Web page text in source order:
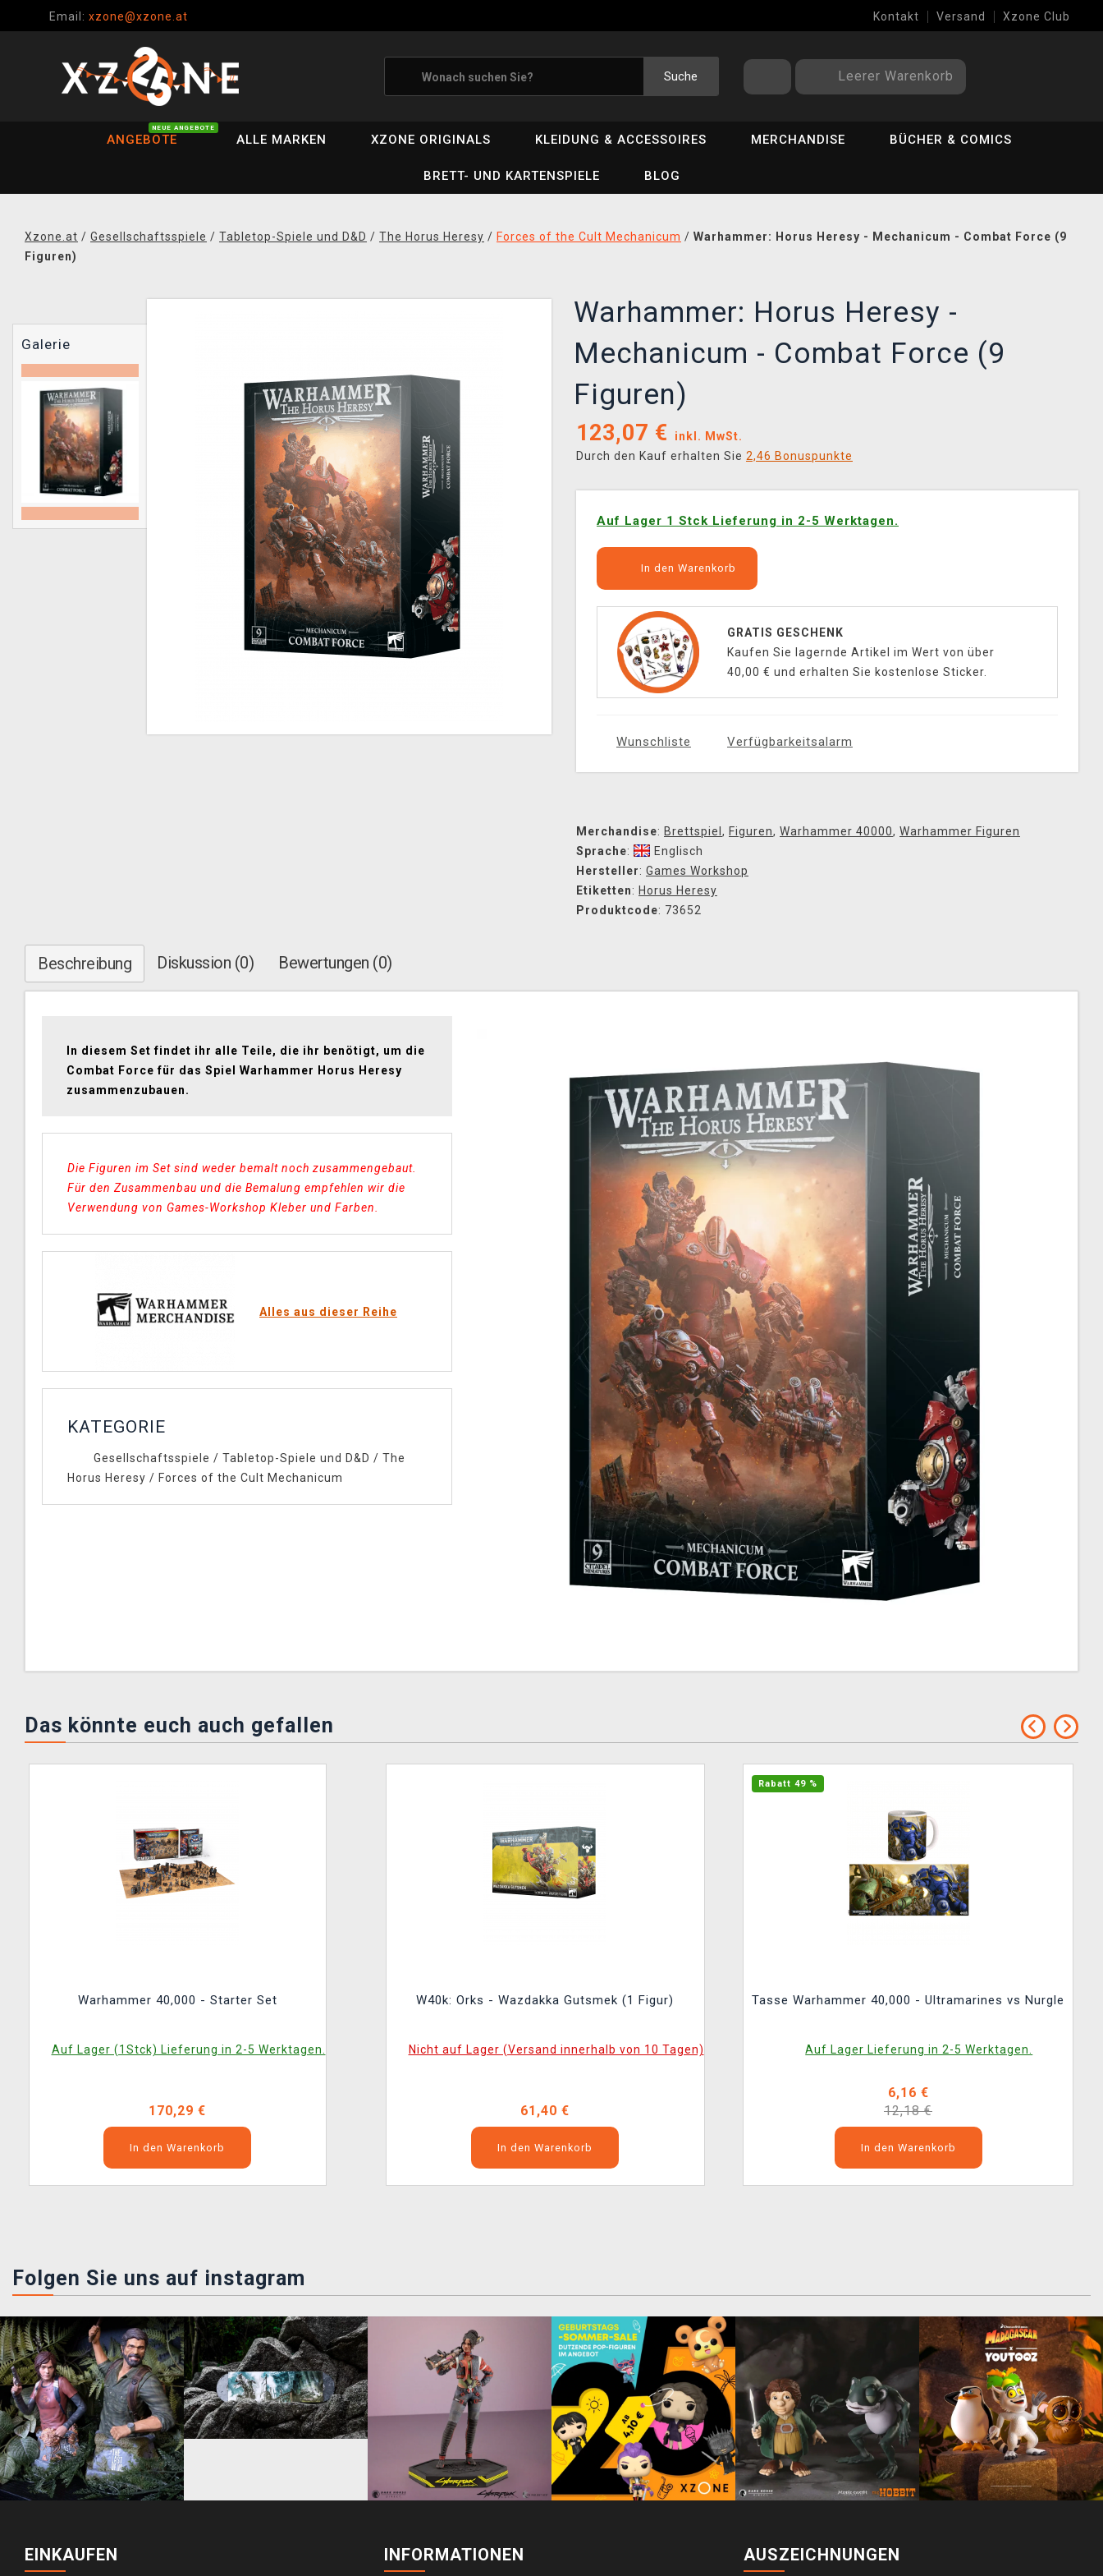
Email: xzone@xzone.at Kontakt Versand Xzone Club
Suche Leerer Warenkorb
ANGEBOTE
NEUE ANGEBOTE
ALLE MARKEN XZONE ORIGINALS KLEIDUNG & ACCESSOIRES MERCHANDISE BÜCHER & COMICS
BRETT- UND KARTENSPIELE BLOG
Xzone.at / Gesellschaftsspiele / Tabletop-Spiele und D&D / The Horus Heresy / Forces of the Cult Mechanicum / Warhammer: Horus Heresy - Mechanicum - Combat Force (9
Figuren)
Galerie
Warhammer: Horus Heresy -
Mechanicum - Combat Force (9
Figuren)
123,07 €
inkl. MwSt.
Durch den Kauf erhalten Sie 2,46 Bonuspunkte
Auf Lager 1 Stck Lieferung in 2-5 Werktagen.
In den Warenkorb
GRATIS GESCHENK
Kaufen Sie lagernde Artikel im Wert von über
40,00 € und erhalten Sie kostenlose Sticker.
Wunschliste Verfügbarkeitsalarm
Merchandise: Brettspiel , Figuren, Warhammer 40000, Warhammer Figuren
Sprache:
Englisch
Hersteller: Games Workshop
Etiketten: Horus Heresy
Produktcode: 73652
Beschreibung Diskussion (0) Bewertungen (0)
In diesem Set findet ihr alle Teile, die ihr benötigt, um die
Combat Force für das Spiel Warhammer Horus Heresy
zusammenzubauen.
Die Figuren im Set sind weder bemalt noch zusammengebaut.
Für den Zusammenbau und die Bemalung empfehlen wir die
Verwendung von Games-Workshop Kleber und Farben.
Alles aus dieser Reihe
KATEGORIE
Gesellschaftsspiele / Tabletop-Spiele und D&D / The
Horus Heresy / Forces of the Cult Mechanicum
Das könnte euch auch gefallen
Warhammer 40,000 - Starter Set
Auf Lager (1Stck) Lieferung in 2-5 Werktagen.
170,29 €
In den Warenkorb
W40k: Orks - Wazdakka Gutsmek (1 Figur)
Nicht auf Lager (Versand innerhalb von 10 Tagen)
61,40 €
In den Warenkorb
Rabatt 49 %
Tasse Warhammer 40,000 - Ultramarines vs Nurgle
Auf Lager Lieferung in 2-5 Werktagen.
6,16 €
12,18 €
In den Warenkorb
Folgen Sie uns auf instagram
EINKAUFEN INFORMATIONEN AUSZEICHNUNGEN